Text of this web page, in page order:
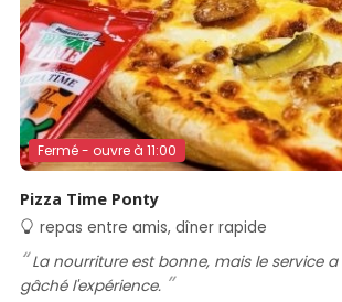
Fermé - ouvre à 11:00
Pizza Time Ponty
repas entre amis, dîner rapide
La nourriture est bonne, mais le service a complètement
gâché l'expérience.